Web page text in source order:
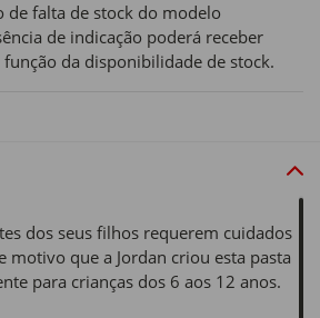
de falta de stock do modelo
de indicação poderá receber
da disponibilidade de stock.
dos seus filhos requerem cuidados
motivo que a Jordan criou esta pasta
para crianças dos 6 aos 12 anos.